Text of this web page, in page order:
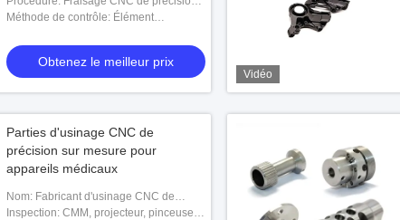
usinage CNC de précision
Méthode de contrôle: Élément
suite.
Obtenez le meilleur prix
Vidéo
Parties d'usinage CNC de
précision sur mesure pour
appareils médicaux
Nom: Fabricant d'usinage CNC de
précision
Inspection: CMM, projecteur, pinceuse,